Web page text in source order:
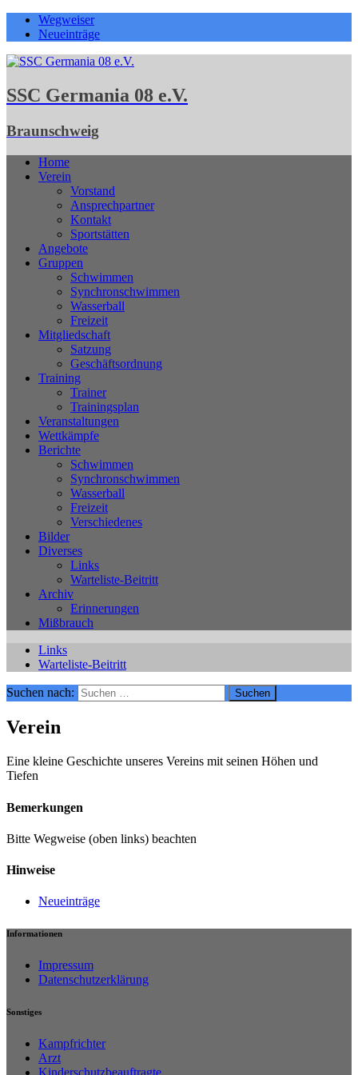
Wegweiser
Neueinträge
SSC Germania 08 e.V.
Braunschweig
Home
Verein
Vorstand
Ansprechpartner
Kontakt
Sportstätten
Angebote
Gruppen
Schwimmen
Synchronschwimmen
Wasserball
Freizeit
Mitgliedschaft
Satzung
Geschäftsordnung
Training
Trainer
Trainingsplan
Veranstaltungen
Wettkämpfe
Berichte
Schwimmen
Synchronschwimmen
Wasserball
Freizeit
Verschiedenes
Bilder
Diverses
Links
Warteliste-Beitritt
Archiv
Erinnerungen
Mißbrauch
Links
Warteliste-Beitritt
Suchen nach:
Verein
Eine kleine Geschichte unseres Vereins mit seinen Höhen und
Tiefen
Bemerkungen
Bitte Wegweise (oben links) beachten
Hinweise
Neueinträge
Informationen
Impressum
Datenschutzerklärung
Sonstiges
Kampfrichter
Arzt